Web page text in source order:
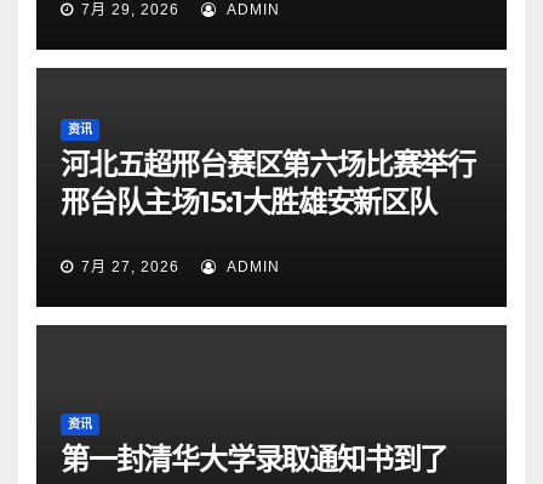
7月 29, 2026 ADMIN
资讯
河北五超邢台赛区第六场比赛举行
邢台队主场15:1大胜雄安新区队
7月 27, 2026 ADMIN
资讯
第一封清华大学录取通知书到了